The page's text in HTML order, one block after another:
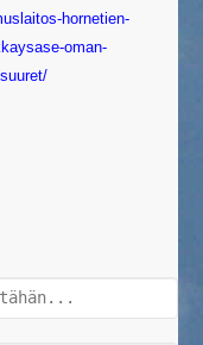
hornetien-
oman-